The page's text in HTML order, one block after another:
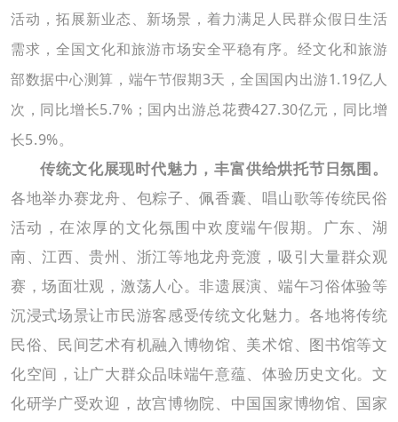
活动 ， 拓展新业态、新场景，着力满足人民群众假日生活
需求， 全国文化和旅游市场安全平稳有序。经文化和旅游
部数据中心测算， 端午节假期3天，全国国内出游1.19亿人
次，同比增长5.7%；国内出游总花费427.30亿元，同比增
长5.9%。
传统文化展现时代魅力，丰富供给烘托节日氛围。
各地举办赛龙舟、 包粽子、佩香囊、 唱山歌等传统民俗
活动 ，在浓 厚的文化氛围中欢度端午假期 。广东、湖
南、江西 、贵州、浙江等地龙舟竞渡， 吸引大量群众观
赛，场面壮观， 激荡人心。非遗展演、端午习俗体验等
沉浸式场景让市民游客感受传统文化魅力。各地将传统
民俗 、民间艺术有机融入博物馆、美术馆、图书馆等文
化空间， 让广大群众品味端午意蕴、体验历史文化。文
化研学广受欢迎，故宫博物院、中国国家博物馆、 国家